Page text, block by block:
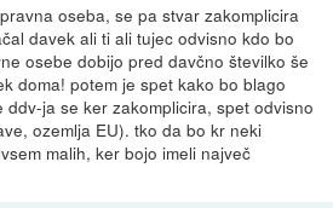
oseba, se pa stvar zakomplicira
davek ali ti ali tujec odvisno kdo bo
osebe dobijo pred davčno številko še
doma! potem je spet kako bo blago
ja se ker zakomplicira, spet odvisno
ozemlja EU). tko da bo kr neki
malih, ker bojo imeli največ